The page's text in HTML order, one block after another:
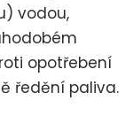
vodou,
opotřebení
ředění paliva.